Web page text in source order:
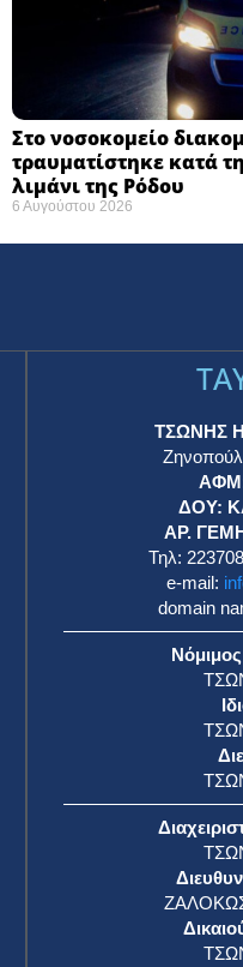
Στο νοσοκομείο
τραυματίστηκε κατά
λιμάνι της Ρόδου
6 Αυγούστου 2026
ΤΣΩΝΗΣ
ΑΦΜ:
ΔΟΥ:
ΑΡ.
Τηλ:
e-mail:
domain